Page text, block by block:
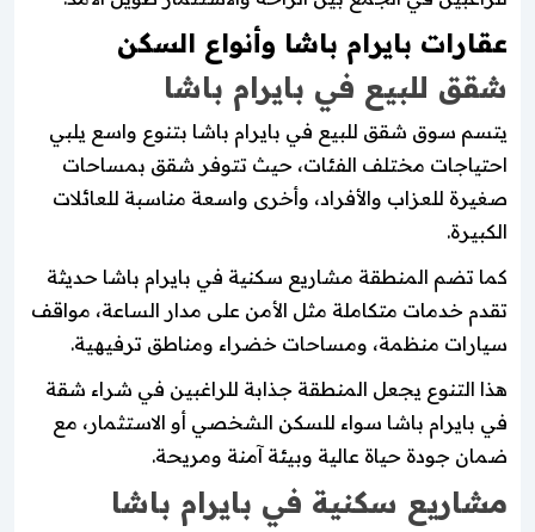
عقارات بايرام باشا وأنواع السكن
شقق للبيع في بايرام باشا
يتسم سوق شقق للبيع في بايرام باشا بتنوع واسع يلبي
احتياجات مختلف الفئات، حيث تتوفر شقق بمساحات
صغيرة للعزاب والأفراد، وأخرى واسعة مناسبة للعائلات
الكبيرة.
كما تضم المنطقة مشاريع سكنية في بايرام باشا حديثة
تقدم خدمات متكاملة مثل الأمن على مدار الساعة، مواقف
سيارات منظمة، ومساحات خضراء ومناطق ترفيهية.
هذا التنوع يجعل المنطقة جذابة للراغبين في شراء شقة
في بايرام باشا سواء للسكن الشخصي أو الاستثمار، مع
ضمان جودة حياة عالية وبيئة آمنة ومريحة.
مشاريع سكنية في بايرام باشا